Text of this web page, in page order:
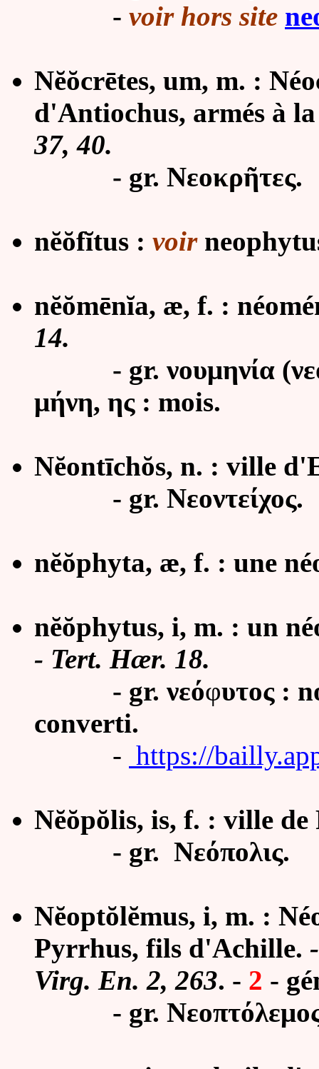
- voir hors site
Nĕŏcrētes, um, m. :
d'Antiochus, armés à
37, 40.
- gr. Νεοκρῆτες.
nĕŏfĭtus : voir
nĕŏmēnĭa, æ, f. :
14.
- gr. νουμηνία
μήνη, ης : mois.
Nĕontīchŏs, n. : ville
- gr. Νεοντείχος.
nĕŏphyta, æ, f. : une
nĕŏphytus, i, m. : un
- Tert. Hær. 18.
- gr. νεόφυτος :
converti.
- https://
Nĕŏpŏlis, is, f. : ville
- gr. Νεόπολις.
Nĕoptŏlĕmus, i, m. :
Pyrrhus, fils d'Achille.
Virg. En. 2, 263. - 2 -
- gr.